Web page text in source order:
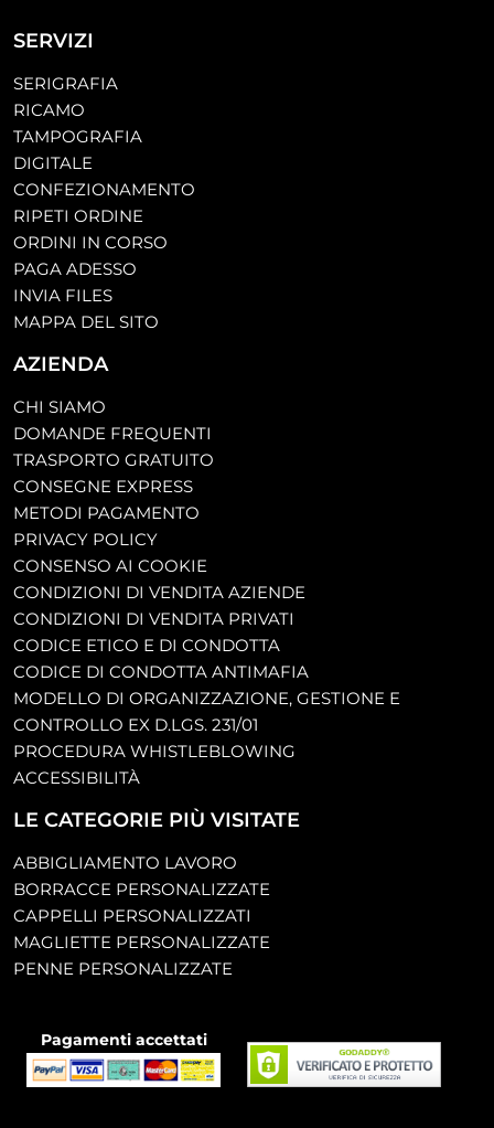
SERVIZI
SERIGRAFIA
RICAMO
TAMPOGRAFIA
DIGITALE
CONFEZIONAMENTO
RIPETI ORDINE
ORDINI IN CORSO
PAGA ADESSO
INVIA FILES
MAPPA DEL SITO
AZIENDA
CHI SIAMO
DOMANDE FREQUENTI
TRASPORTO GRATUITO
CONSEGNE EXPRESS
METODI PAGAMENTO
PRIVACY POLICY
CONSENSO AI COOKIE
CONDIZIONI DI VENDITA AZIENDE
CONDIZIONI DI VENDITA PRIVATI
CODICE ETICO E DI CONDOTTA
CODICE DI CONDOTTA ANTIMAFIA
MODELLO DI ORGANIZZAZIONE, GESTIONE E
CONTROLLO EX D.LGS. 231/01
PROCEDURA WHISTLEBLOWING
ACCESSIBILITÀ
LE CATEGORIE PIÙ VISITATE
ABBIGLIAMENTO LAVORO
BORRACCE PERSONALIZZATE
CAPPELLI PERSONALIZZATI
MAGLIETTE PERSONALIZZATE
PENNE PERSONALIZZATE
Pagamenti accettati